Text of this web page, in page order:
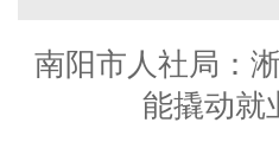
南阳市人社局：
能撬动就